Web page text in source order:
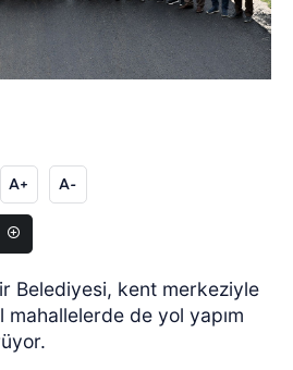
A+ A-
Belediyesi, kent merkeziyle
mahallelerde de yol yapım